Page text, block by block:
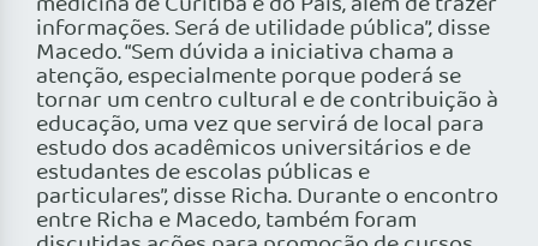
informações. Será de utilidade pública”, disse
Macedo. “Sem dúvida a iniciativa chama a
atenção, especialmente porque poderá se
tornar um centro cultural e de contribuição à
educação, uma vez que servirá de local para
estudo dos acadêmicos universitários e de
estudantes de escolas públicas e
particulares”, disse Richa. Durante o encontro
entre Richa e Macedo, também foram